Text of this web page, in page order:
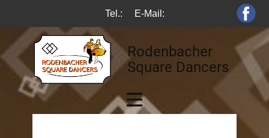
Tel.: E-Mail:
Rodenbacher
Square Dancers